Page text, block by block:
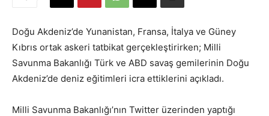
Doğu Akdeniz’de Yunanistan, Fransa, İtalya ve Güney
Kıbrıs ortak askeri tatbikat gerçekleştirirken; Milli
Savunma Bakanlığı Türk ve ABD savaş gemilerinin Doğu
Akdeniz’de deniz eğitimleri icra ettiklerini açıkladı.
Milli Savunma Bakanlığı’nın Twitter üzerinden yaptığı